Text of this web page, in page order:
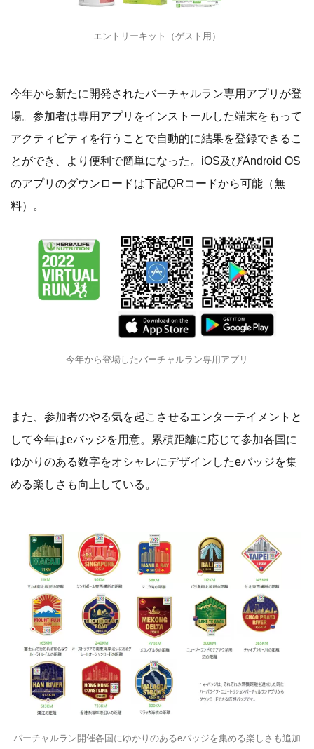
エントリーキット（ゲスト用）
今年から新たに開発されたバーチャルラン専用アプリが登
場。参加者は専用アプリをインストールした端末をもって
アクティビティを行うことで自動的に結果を登録できるこ
とができ、より便利で簡単になった。iOS及びAndroid OS
のアプリのダウンロードは下記QRコードから可能（無
料）。
今年から登場したバーチャルラン専用アプリ
また、参加者のやる気を起こさせるエンターテイメントと
して今年はeバッジを用意。累積距離に応じて参加各国に
ゆかりのある数字をオシャレにデザインしたeバッジを集
める楽しさも向上している。
バーチャルラン開催各国にゆかりのあるeバッジを集める楽しさも追加